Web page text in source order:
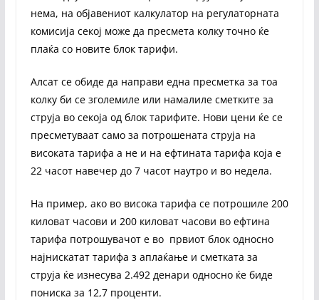
нема, на објавениот калкулатор на регулаторната
комисија секој може да пресмета колку точно ќе
плаќа со новите блок тарифи.
Алсат се обиде да направи една пресметка за тоа
колку би се зголемиле или намалиле сметките за
струја во секоја од блок тарифите. Нови цени ќе се
пресметуваат само за потрошената струја на
високата тарифа а не и на ефтината тарифа која е
22 часот навечер до 7 часот наутро и во недела.
На пример, ако во висока тарифа се потрошиле 200
киловат часови и 200 киловат часови во ефтина
тарифа потрошувачот е во првиот блок односно
најнискатат тарифа з аплаќање и сметката за
струја ќе изнесува 2.492 денари односно ќе биде
пониска за 12,7 проценти.